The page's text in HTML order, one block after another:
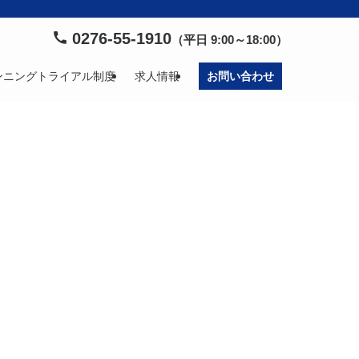
ニングトライアル制度 求人情報 お問い合わせ
0276-55-1910 （平日 9:00～18:00）